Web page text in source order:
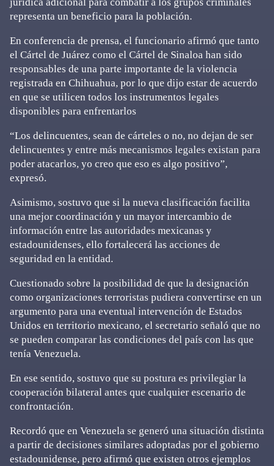
jurídica adicional para combatir a los grupos criminales
representa un beneficio para la población.
En conferencia de prensa, el funcionario afirmó que tanto
el Cártel de Juárez como el Cártel de Sinaloa han sido
responsables de una parte importante de la violencia
registrada en Chihuahua, por lo que dijo estar de acuerdo
en que se utilicen todos los instrumentos legales
disponibles para enfrentarlos
“Los delincuentes, sean de cárteles o no, no dejan de ser
delincuentes y entre más mecanismos legales existan para
poder atacarlos, yo creo que eso es algo positivo”,
expresó.
Asimismo, sostuvo que si la nueva clasificación facilita
una mejor coordinación y un mayor intercambio de
información entre las autoridades mexicanas y
estadounidenses, ello fortalecerá las acciones de
seguridad en la entidad.
Cuestionado sobre la posibilidad de que la designación
como organizaciones terroristas pudiera convertirse en un
argumento para una eventual intervención de Estados
Unidos en territorio mexicano, el secretario señaló que no
se pueden comparar las condiciones del país con las que
tenía Venezuela.
En ese sentido, sostuvo que su postura es privilegiar la
cooperación bilateral antes que cualquier escenario de
confrontación.
Recordó que en Venezuela se generó una situación distinta
a partir de decisiones similares adoptadas por el gobierno
estadounidense, pero afirmó que existen otros ejemplos